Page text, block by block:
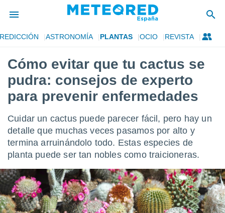
de
por
para
la
calidad.
a este
las
forma
digital
basada
ASTRONOMÍA PLANTAS OCIO REVISTA
Cómo evitar que tu cactus se
pudra: consejos de experto
para prevenir enfermedades
Cuidar un cactus puede parecer fácil, pero hay un
detalle que muchas veces pasamos por alto y
termina arruinándolo todo. Estas especies de
planta puede ser tan nobles como traicioneras.